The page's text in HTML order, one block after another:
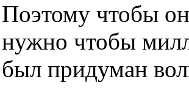
Поэтому чтобы
нужно чтобы
был придуман